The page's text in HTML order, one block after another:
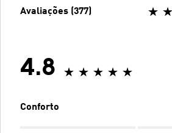
Avaliações (377)
4.8
Conforto